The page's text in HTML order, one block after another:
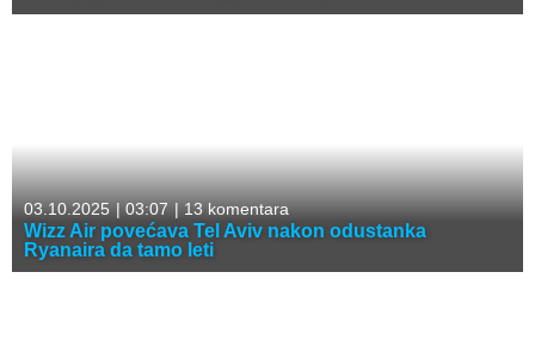
03.10.2025 |03:07 |13 komentara
Wizz Air povećava Tel Aviv nakon odustanka
Ryanaira da tamo leti